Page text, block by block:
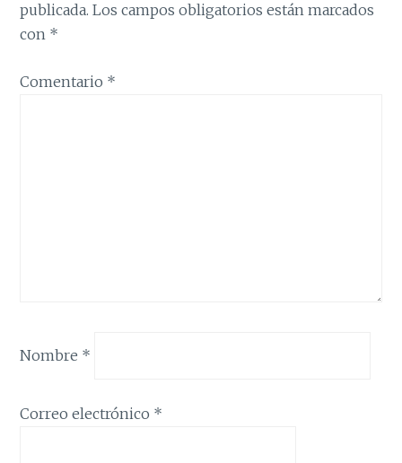
publicada. Los campos obligatorios están marcados
con *
Comentario *
Nombre *
Correo electrónico *